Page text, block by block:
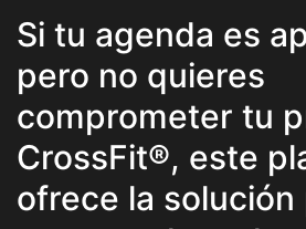
Si tu agenda es
pero no quieres
comprometer tu
CrossFit®, este
ofrece la